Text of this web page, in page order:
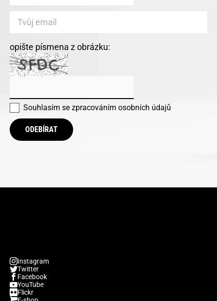
opište písmena z obrázku:
Souhlasím se zpracováním osobních údajů
ODEBÍRAT
Instagram
Twitter
Facebook
YouTube
Flickr